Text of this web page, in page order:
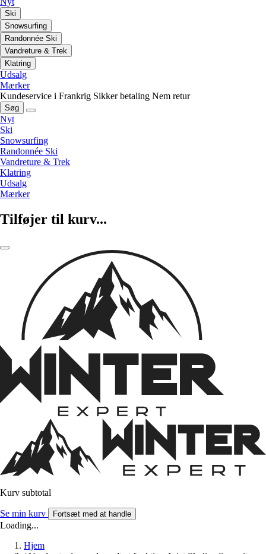
Ski
Snowsurfing
Randonnée Ski
Vandreture & Trek
Klatring
Udsalg
Mærker
Kundeservice i Frankrig Sikker betaling Nem retur
Søg
Nyt
Ski
Snowsurfing
Randonnée Ski
Vandreture & Trek
Klatring
Udsalg
Mærker
Tilføjer til kurv...
Kurv subtotal
Se min kurv Fortsæt med at handle
Loading...
Hjem